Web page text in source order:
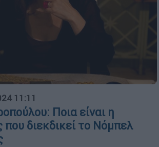
11:11
Ποια είναι η
διεκδικεί το Νόμπελ